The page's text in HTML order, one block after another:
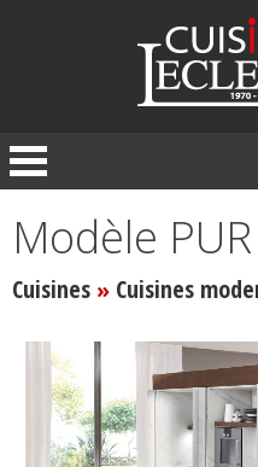
Modèle
Cuisines » Cuisines